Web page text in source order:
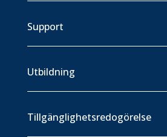
Support
Utbildning
Tillgänglighetsredogörelse